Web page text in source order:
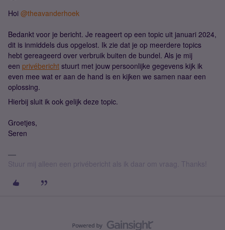
Hoi @theavanderhoek
Bedankt voor je bericht. Je reageert op een topic uit januari 2024,
dit is inmiddels dus opgelost. Ik zie dat je op meerdere topics
hebt gereageerd over verbruik buiten de bundel. Als je mij
een privébericht stuurt met jouw persoonlijke gegevens kijk ik
even mee wat er aan de hand is en kijken we samen naar een
oplossing.
Hierbij sluit ik ook gelijk deze topic.
Groetjes,
Seren
Stuur mij alleen een privébericht als ik daar om vraag. Thanks!